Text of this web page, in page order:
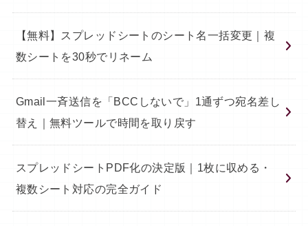
【無料】スプレッドシートのシート名一括変更｜複
数シートを30秒でリネーム
Gmail一斉送信を「BCCしないで」1通ずつ宛名差し
替え｜無料ツールで時間を取り戻す
スプレッドシートPDF化の決定版｜1枚に収める・
複数シート対応の完全ガイド